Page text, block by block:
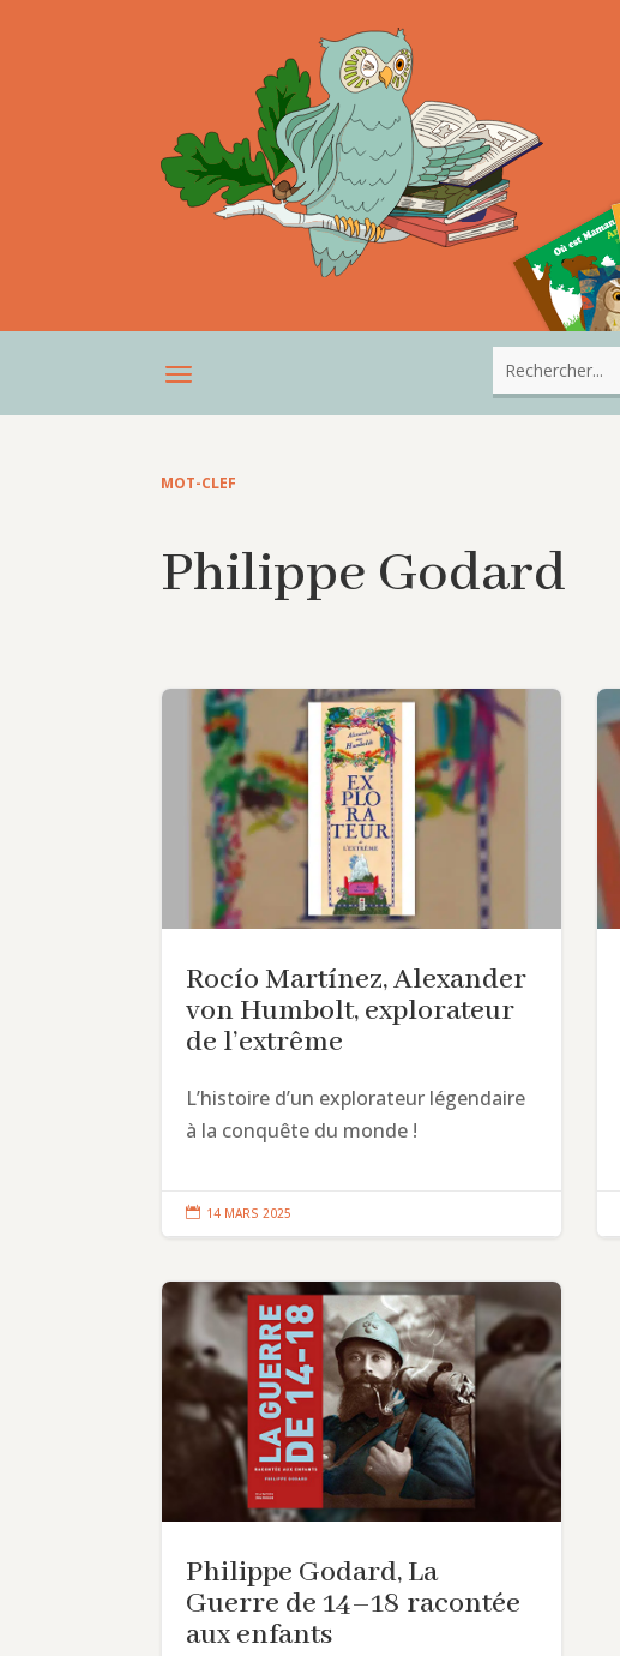
MOT-CLEF
Philippe Godard
Rocío Martínez, Alexander
von Humbolt, explorateur
de l’extrême
L’histoire d’un explorateur légendaire
à la conquête du monde !
 14 MARS 2025
Philippe Godard, La
Guerre de 14–18 racontée
aux enfants